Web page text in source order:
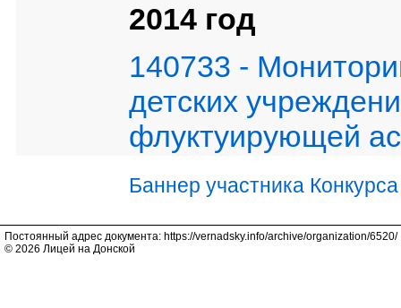
2014 год
140733 -
детских
флуктуирующей
Баннер участника Конкурса
Постоянный адрес документа: https://vernadsky.info/archive/organization/6520/
© 2026 Лицей на Донской